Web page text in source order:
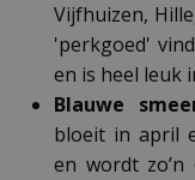
Vijfhuizen,
'perkgoed'
en is heel leuk
Blauwe
bloeit in april
en wordt